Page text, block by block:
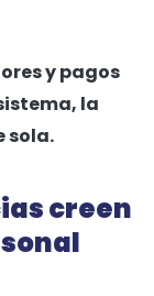
y pagos
la
sola.
creen